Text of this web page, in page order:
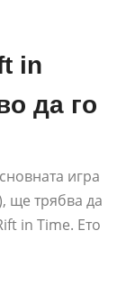
in
да го
игра
ще трябва да
in Time. Ето